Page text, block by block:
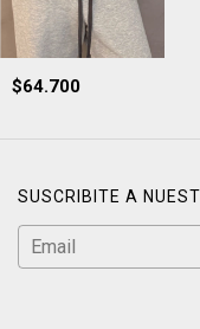
$64.700
SUSCRIBITE A